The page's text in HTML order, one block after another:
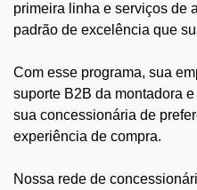
primeira linha e serviços de
padrão de excelência que
Com esse programa, sua
suporte B2B da montadora
sua concessionária de
experiência de compra.
Nossa rede de